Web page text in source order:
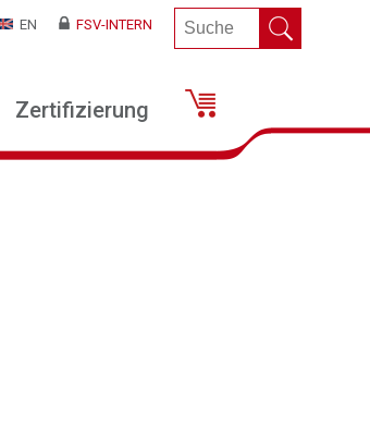
EN FSV-INTERN
Zertifizierung